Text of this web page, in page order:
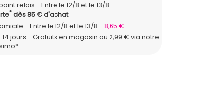
relais
Entre le 12/8 et le 13/8
*dès 85 € d'achat
Entre le 12/8 et le 13/8
8,65 €
14 jours - Gratuits en magasin ou 2,99 € via notre